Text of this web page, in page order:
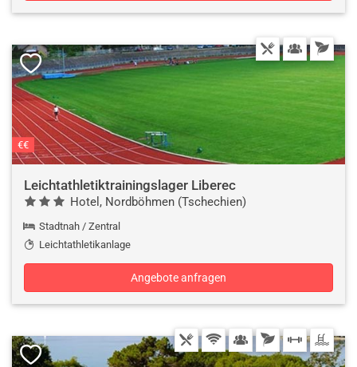
€€
Leichtathletiktrainingslager Liberec
Hotel, Nordböhmen (Tschechien)
Stadtnah / Zentral
Leichtathletikanlage
Angebote anfragen